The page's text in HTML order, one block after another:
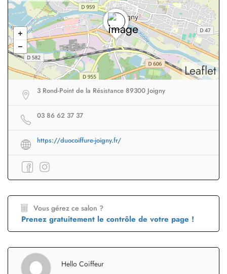
Leaflet
3 Rond-Point de la Résistance 89300 Joigny
03 86 62 37 37
https://duocoiffure-joigny.fr/
Vous gérez ce salon ?
Prenez gratuitement le contrôle de votre page !
Hello Coiffeur